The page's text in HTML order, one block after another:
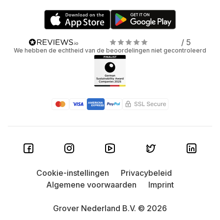
ons zijn dit normale gebruikssporen die volledig worden
gedekt door Grover Care. Ook reparatiekosten worden
/ 5
We hebben de echtheid van de beoordelingen niet gecontroleerd
Grover Nederland B.V. © 2026
Cookie-instellingen
Privacybeleid
Algemene voorwaarden
Imprint